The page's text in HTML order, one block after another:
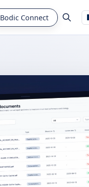
Bodic Connect